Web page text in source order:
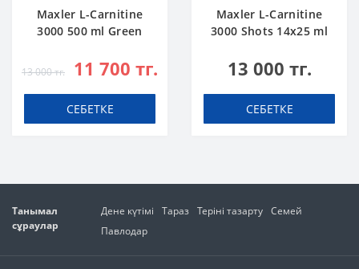
Maxler L-Carnitine
3000 500 ml Green
13 000 тг. 11 700 тг.
СЕБЕТКЕ
Maxler L-Carnitine
3000 Shots 14x25 ml
13 000 тг.
СЕБЕТКЕ
Танымал
сұраулар
Дене күтімі Тараз Теріні тазарту
Семей
Павлодар